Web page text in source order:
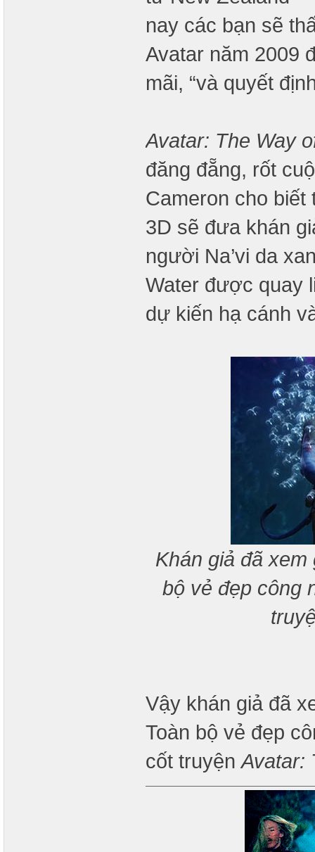
nay các bạn sẽ
Avatar năm 2009
mãi, “và quyết
Avatar: The Way
đăng đẵng, rốt
Cameron cho
3D sẽ đưa khán
người Na’vi da
Water được quay
dự kiến ​​hạ cánh
Khán giả đã xem
bộ vẻ đẹp công
Vậy khán giả đã
Toàn bộ vẻ đẹp
cốt truyệnAvatar: